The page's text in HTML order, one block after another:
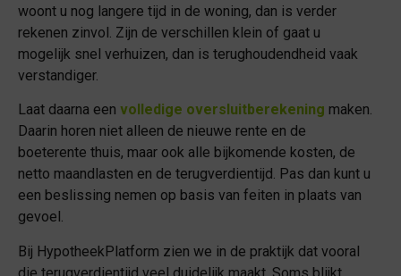
technologieën zoals cookies om informatie over je apparaat
op te slaan en/of te raadplegen. Door in te stemmen met deze
technologieën kunnen wij gegevens zoals surfgedrag of
unieke ID's op deze site verwerken. Als je geen toestemming
geeft of je toestemming intrekt, kan dit een nadelige invloed
hebben op bepaalde functies en mogelijkheden op onze
website.
Accepteren
woont u nog langere tijd in de woning, dan is verder
rekenen zinvol. Zijn de verschillen klein of gaat u
mogelijk snel verhuizen, dan is terughoudendheid vaak
verstandiger.
Laat daarna een volledige oversluitberekening maken.
Daarin horen niet alleen de nieuwe rente en de
boeterente thuis, maar ook alle bijkomende kosten, de
netto maandlasten en de terugverdientijd. Pas dan kunt u
een beslissing nemen op basis van feiten in plaats van
gevoel.
Bij HypotheekPlatform zien we in de praktijk dat vooral